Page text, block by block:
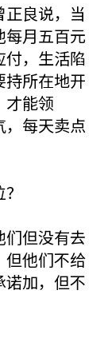
良说，当
每月五百元
付，生活陷
持所在地开
能领
每天卖点
们但没有去
但他们不给
诺加，但不